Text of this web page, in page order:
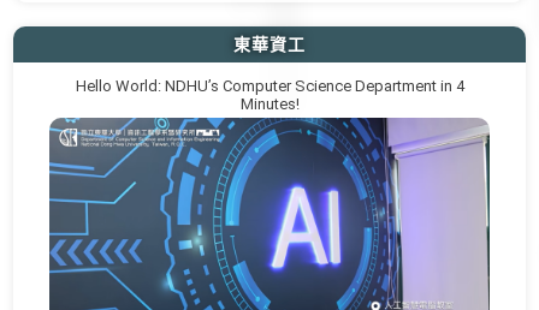
東華資工
Hello World: NDHU’s Computer Science Department in 4
Minutes!